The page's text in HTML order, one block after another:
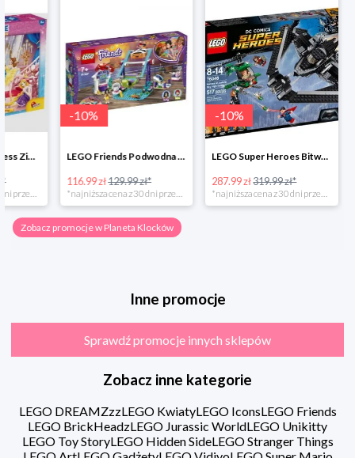
-10
LEGO Friends Podwodna Frajda w super cenie
129.99 zł*
*najniższa cena z 30 dni przed obniżką
LEGO Super Heroes Bitwa powietrzna w super cenie
319.99 zł*
*najniższa cena z 30 dni przed obniżką
-10%
Zobacz promocje w Planeta Klocków
Inne promocje
Sprawdź promocje innych sklepów
Zobacz inne kategorie
LEGO DREAMZzzLEGO KwiatyLEGO IconsLEGO Friends
LEGO BrickHeadzLEGO Jurassic WorldLEGO Unikitty
LEGO Toy StoryLEGO Hidden SideLEGO Stranger Things